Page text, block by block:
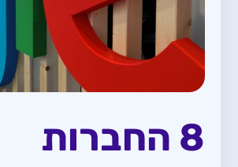
8 החברות